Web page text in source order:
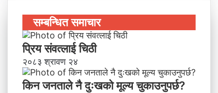
सम्बन्धित समाचार
प्रिय संवत्लाई चिठी
२०८३ श्रावण २४
किन जनताले नै दुःखको मूल्य चुकाउनुपर्छ?